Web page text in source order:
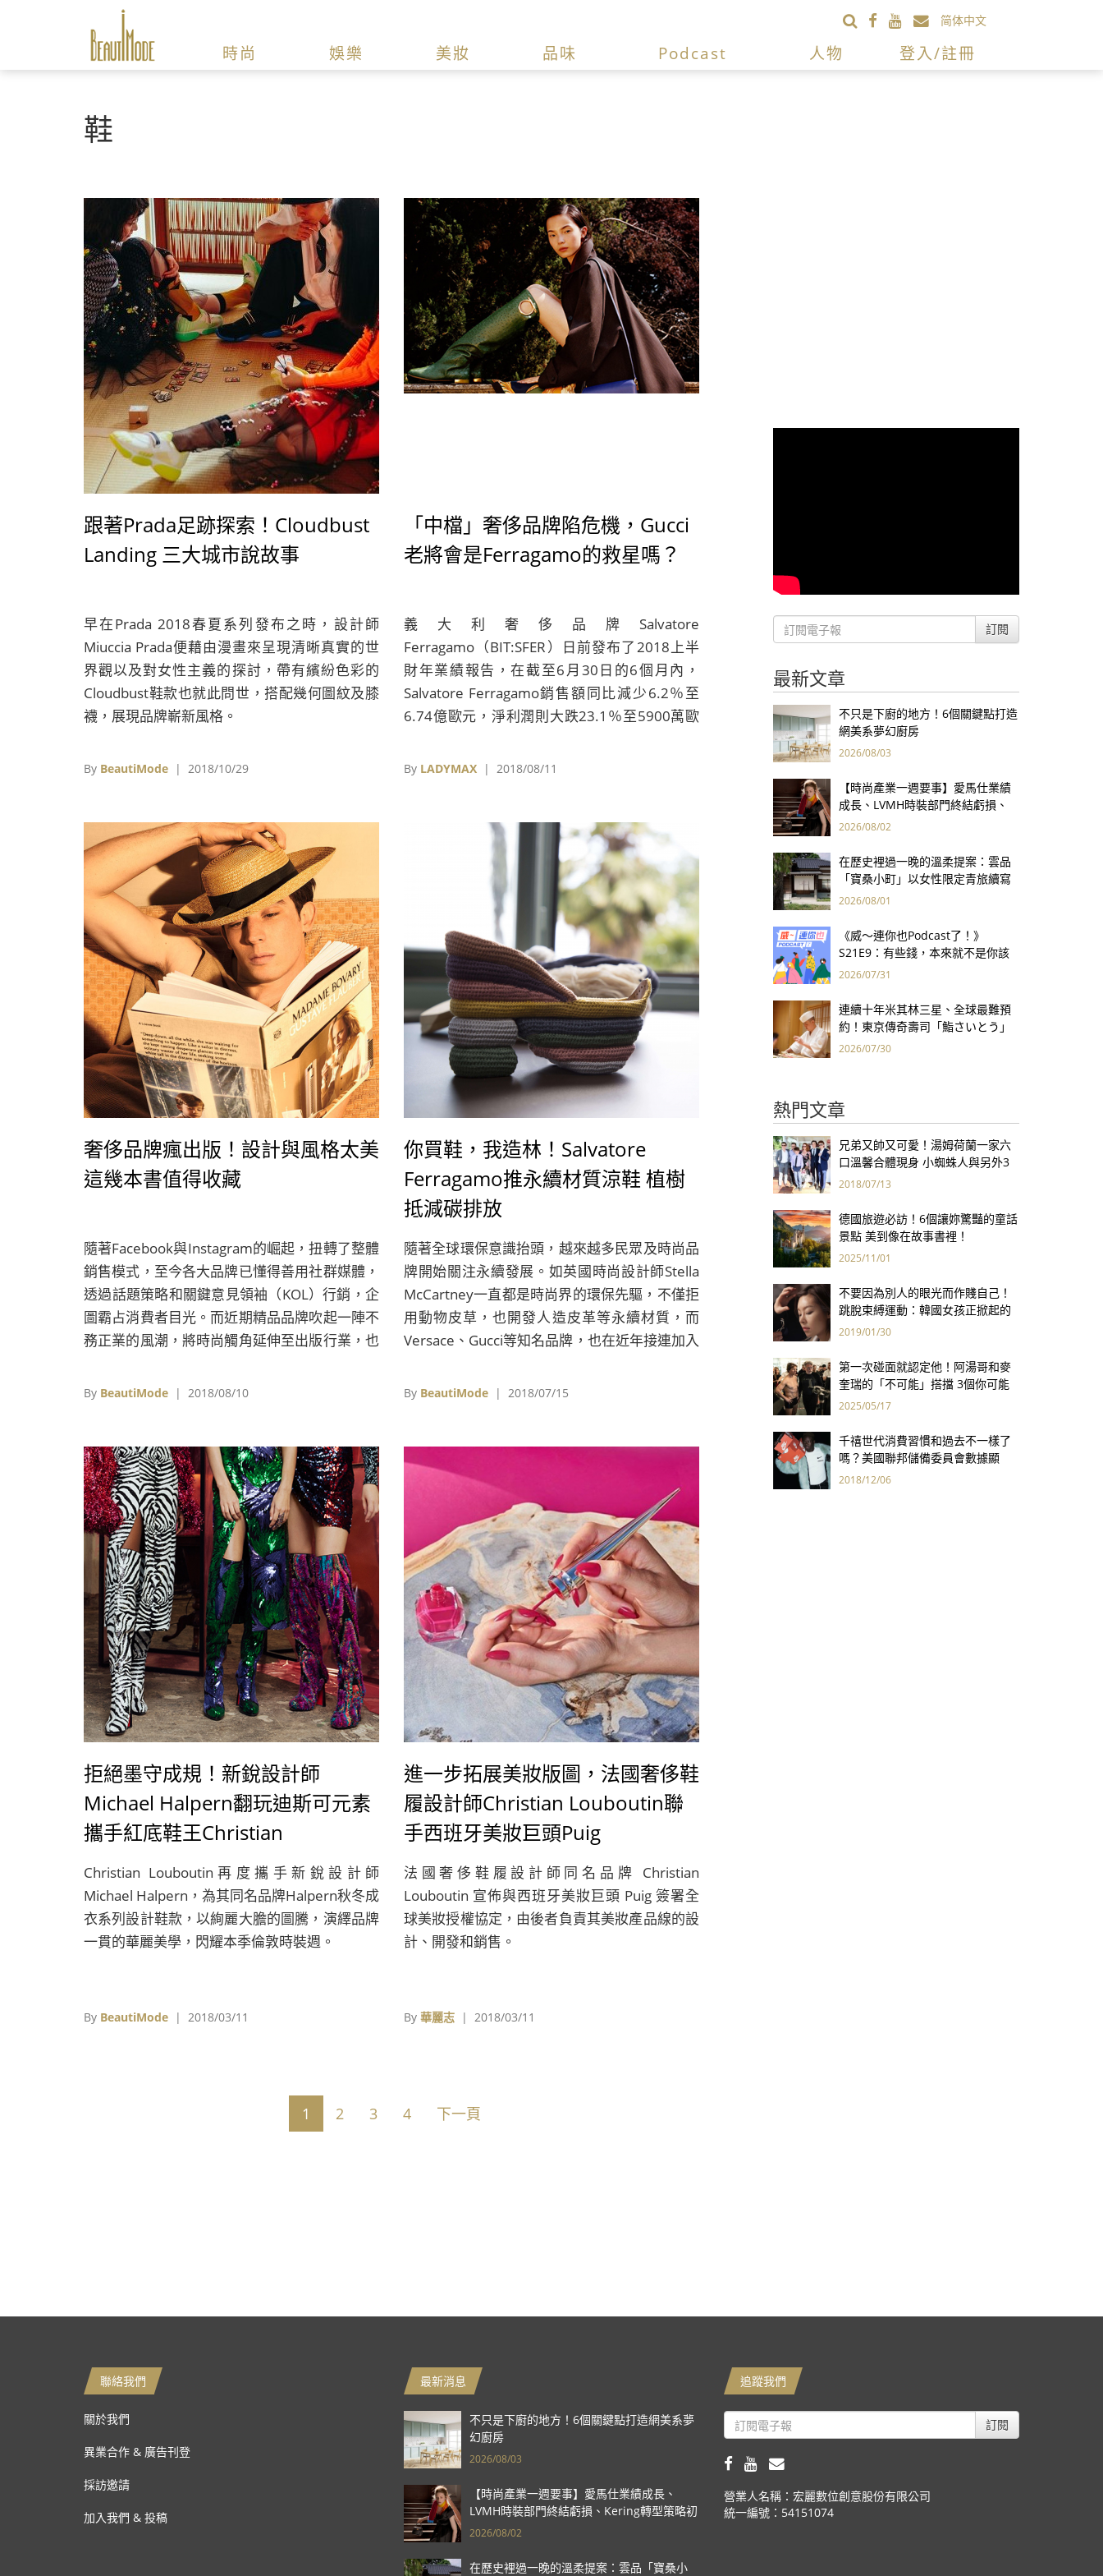
简体中文
時尚 娛樂 美妝 品味 Podcast 人物 登入/註冊
鞋
跟著Prada足跡探索！Cloudbust
Landing 三大城市說故事
早在Prada 2018春夏系列發布之時，設計師
Miuccia Prada便藉由漫畫來呈現清晰真實的世
界觀以及對女性主義的探討，帶有繽紛色彩的
Cloudbust鞋款也就此問世，搭配幾何圖紋及膝
襪，展現品牌嶄新風格。
By BeautiMode | 2018/10/29
「中檔」奢侈品牌陷危機，Gucci
老將會是Ferragamo的救星嗎？
義大利奢侈品牌Salvatore
Ferragamo（BIT:SFER）日前發布了2018上半
財年業績報告，在截至6月30日的6個月內，
Salvatore Ferragamo銷售額同比減少6.2％至
6.74億歐元，淨利潤則大跌23.1％至5900萬歐
季度錄得下滑的Salvatore Ferragamo不得不開
By LADYMAX | 2018/08/11
奢侈品牌瘋出版！設計與風格太美
這幾本書值得收藏
隨著Facebook與Instagram的崛起，扭轉了整體
銷售模式，至今各大品牌已懂得善用社群媒體，
透過話題策略和關鍵意見領袖（KOL）行銷，企
圖霸占消費者目光。而近期精品品牌吹起一陣不
務正業的風潮，將時尚觸角延伸至出版行業，也
By BeautiMode | 2018/08/10
你買鞋，我造林！Salvatore
Ferragamo推永續材質涼鞋 植樹
抵減碳排放
隨著全球環保意識抬頭，越來越多民眾及時尚品
牌開始關注永續發展。如英國時尚設計師Stella
McCartney一直都是時尚界的環保先驅，不僅拒
用動物皮草，也開發人造皮革等永續材質，而
Versace、Gucci等知名品牌，也在近年接連加入
Ferragamo對永續發展的行動當然也不落人後，
By BeautiMode | 2018/07/15
拒絕墨守成規！新銳設計師
Michael Halpern翻玩迪斯可元素
攜手紅底鞋王Christian
Louboutin挑戰「不恰當的華麗」
Christian Louboutin再度攜手新銳設計師
Michael Halpern，為其同名品牌Halpern秋冬成
衣系列設計鞋款，以絢麗大膽的圖騰，演繹品牌
一貫的華麗美學，閃耀本季倫敦時裝週。
By BeautiMode | 2018/03/11
進一步拓展美妝版圖，法國奢侈鞋
履設計師Christian Louboutin聯
手西班牙美妝巨頭Puig
法國奢侈鞋履設計師同名品牌 Christian
Louboutin 宣佈與西班牙美妝巨頭 Puig 簽署全
球美妝授權協定，由後者負責其美妝產品線的設
計、開發和銷售。
By 華麗志 | 2018/03/11
1 2 3 4 下一頁
訂閱
最新文章
不只是下廚的地方！6個關鍵點打造
網美系夢幻廚房
2026/08/03
【時尚產業一週要事】愛馬仕業績
成長、LVMH時裝部門終結虧損、
Kering轉型策略初現成效、Prada
2026/08/02
在歷史裡過一晚的溫柔提案：雲品
「寶桑小町」以女性限定青旅續寫
台東老屋記憶
2026/08/01
《威～連你也Podcast了！》
S21E9：有些錢，本來就不是你該
賺的——讀《一個投機者的告白》
2026/07/31
連續十年米其林三星、全球最難預
約！東京傳奇壽司「鮨さいとう」
為何破例首度來台？
2026/07/30
熱門文章
兄弟又帥又可愛！湯姆荷蘭一家六
口溫馨合體現身 小蜘蛛人與另外3
個弟弟感情超好！
2018/07/13
德國旅遊必訪！6個讓妳驚豔的童話
景點 美到像在故事書裡！
2025/11/01
不要因為別人的眼光而作賤自己！
跳脫束縛運動：韓國女孩正掀起的
素顏革命
2019/01/30
第一次碰面就認定他！阿湯哥和麥
奎瑞的「不可能」搭擋 3個你可能
不知道的小故事
2025/05/17
千禧世代消費習慣和過去不一樣了
嗎？美國聯邦儲備委員會數據顯
示：沒啥大不同，美國年輕人只是
2018/12/06
聯絡我們
關於我們
異業合作 & 廣告刊登
採訪邀請
加入我們 & 投稿
最新消息
不只是下廚的地方！6個關鍵點打造網美系夢
幻廚房
2026/08/03
【時尚產業一週要事】愛馬仕業績成長、
LVMH時裝部門終結虧損、Kering轉型策略初
現成效、Prada集團財報亮眼
2026/08/02
在歷史裡過一晚的溫柔提案：雲品「寶桑小
追蹤我們
訂閱
營業人名稱：宏麗數位創意股份有限公司
統一編號：54151074